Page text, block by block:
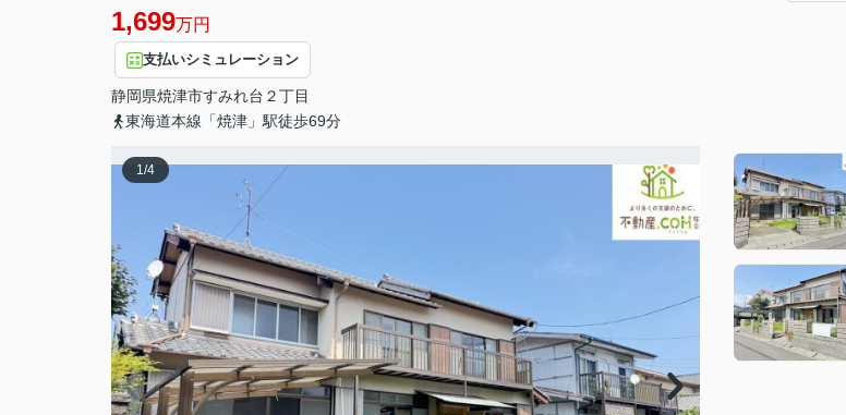
1,699万円
支払いシミュレーション
静岡県焼津市すみれ台 ２丁目
東海道本線「焼津」駅徒歩69分
1/4